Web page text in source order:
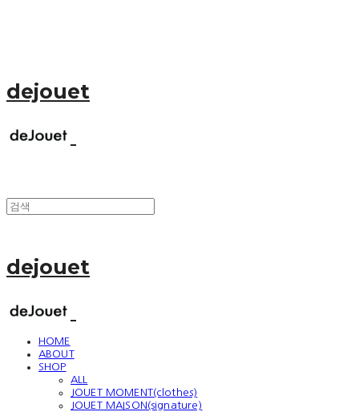
dejouet
dejouet
HOME
ABOUT
SHOP
ALL
JOUET MOMENT(clothes)
JOUET MAISON(signature)